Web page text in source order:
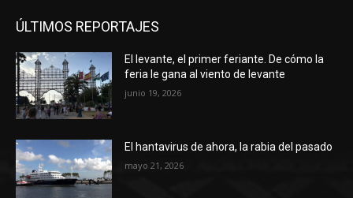
ÚLTIMOS REPORTAJES
El levante, el primer feriante. De cómo la
feria le gana al viento de levante
junio 19, 2026
El hantavirus de ahora, la rabia del pasado
mayo 21, 2026